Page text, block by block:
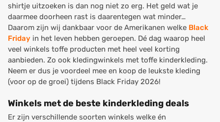
shirtje uitzoeken is dan nog niet zo erg. Het geld wat je
daarmee doorheen rast is daarentegen wat minder…
Daarom zijn wij dankbaar voor de Amerikanen welke Black
Friday in het leven hebben geroepen. Dé dag waarop heel
veel winkels toffe producten met heel veel korting
aanbieden. Zo ook kledingwinkels met toffe kinderkleding.
Neem er dus je voordeel mee en koop de leukste kleding
(voor op de groei) tijdens Black Friday 2026!
Winkels met de beste kinderkleding deals
Er zijn verschillende soorten winkels welke én